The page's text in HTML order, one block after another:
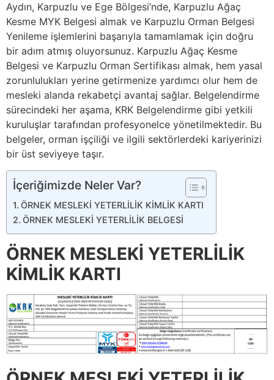
Aydın, Karpuzlu ve Ege Bölgesi’nde, Karpuzlu Ağaç
Kesme MYK Belgesi almak ve Karpuzlu Orman Belgesi
Yenileme işlemlerini başarıyla tamamlamak için doğru
bir adım atmış oluyorsunuz. Karpuzlu Ağaç Kesme
Belgesi ve Karpuzlu Orman Sertifikası almak, hem yasal
zorunlulukları yerine getirmenize yardımcı olur hem de
mesleki alanda rekabetçi avantaj sağlar. Belgelendirme
sürecindeki her aşama, KRK Belgelendirme gibi yetkili
kuruluşlar tarafından profesyonelce yönetilmektedir. Bu
belgeler, orman işçiliği ve ilgili sektörlerdeki kariyerinizi
bir üst seviyeye taşır.
İçeriğimizde Neler Var?
ÖRNEK MESLEKİ YETERLİLİK KİMLİK KARTI
ÖRNEK MESLEKİ YETERLİLİK BELGESİ
ÖRNEK MESLEKİ YETERLİLİK
KİMLİK KARTI